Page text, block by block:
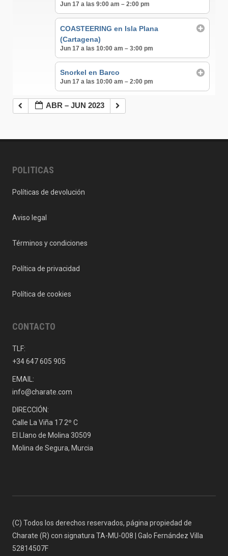
Jun 17 a las 9:00 am – 2:00 pm
COASTEERING en Isla Plana
(Cartagena)
Jun 17 a las 10:00 am – 3:00 pm
Snorkel en Barco
Jun 17 a las 10:00 am – 2:00 pm
ABR – JUN 2023
POLITICAS
Políticas de devolución
Aviso legal
Términos y condiciones
Política de privacidad
Política de cookies
CONTACTO
TLF:
+34 647 605 905
EMAIL:
info@charate.com
DIRECCIÓN:
Calle La Viña 17 2º C
El Llano de Molina 30509
Molina de Segura, Murcia
(C) Todos los derechos reservados, página propiedad de
Charate (R) con signatura TA-MU-008 | Galo Fernández Villa
52814507F